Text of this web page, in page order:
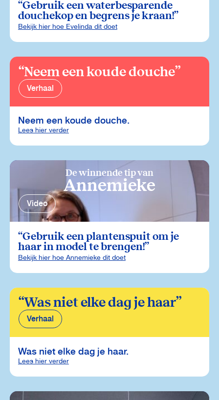
Gebruik een waterbesparende
douchekop en begrens je kraan!
Bekijk hier hoe Evelinda dit doet
Neem een koude douche
Verhaal
Neem een koude douche.
Lees hier verder
De winnende tip van
Annemieke
Video
Gebruik een plantenspuit om je
haar in model te brengen!
Bekijk hier hoe Annemieke dit doet
Was niet elke dag je haar
Verhaal
Was niet elke dag je haar.
Lees hier verder